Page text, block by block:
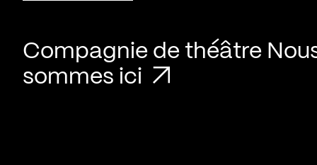
Compagnie de théâtre
sommes ici